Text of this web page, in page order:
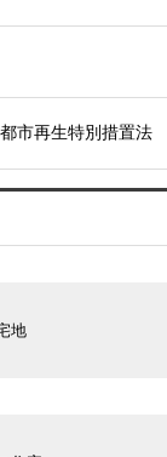
市再生特別措置法
地